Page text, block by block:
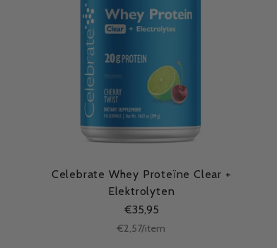
Celebrate Whey Proteïne Clear +
Elektrolyten
€35,95
Stukprijs
€2,57/per
item